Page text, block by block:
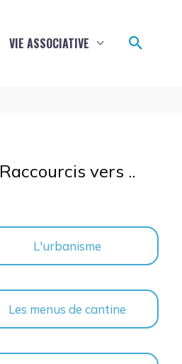
VIE ASSOCIATIVE
Raccourcis vers ..
L'urbanisme
Les menus de cantine